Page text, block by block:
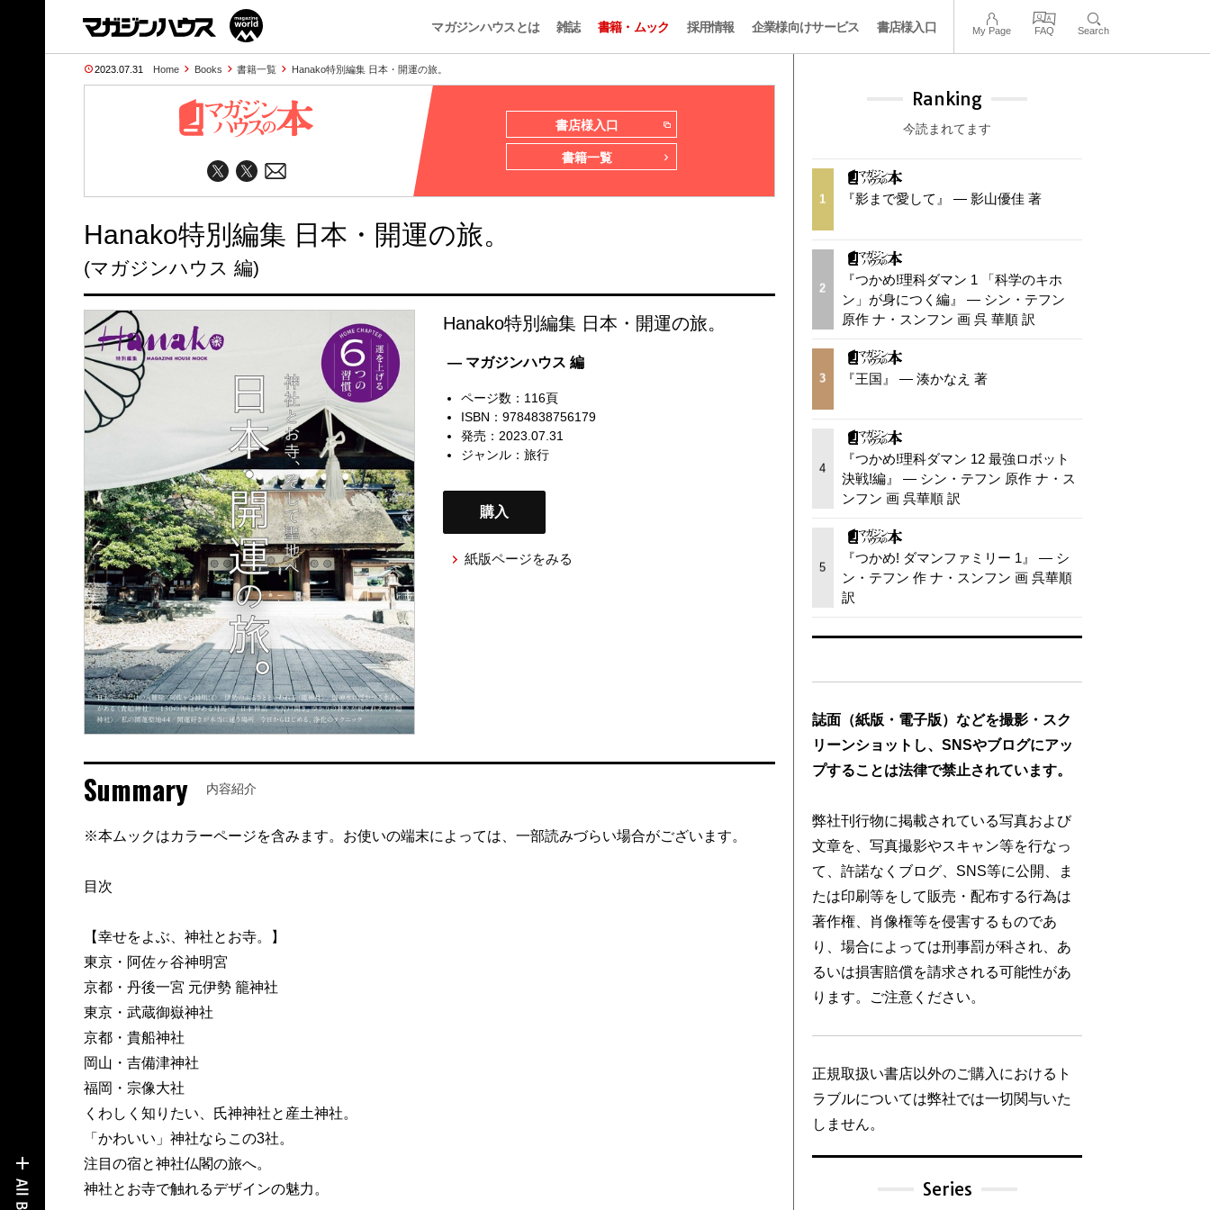
マガジンハウスとは 雑誌 書籍・ムック 採用情報 企業様向けサービス 書店様入口 My Page FAQ Search
2023.07.31 Home Books 書籍一覧 Hanako特別編集 日本・開運の旅。
書店様入口
書籍一覧
Hanako特別編集 日本・開運の旅。
(マガジンハウス 編)
Hanako特別編集 日本・開運の旅。
— マガジンハウス 編
ページ数：116頁
ISBN：9784838756179
発売：2023.07.31
ジャンル： 旅行
購入
紙版ページをみる
Summary 内容紹介
※本ムックはカラーページを含みます。お使いの端末によっては、一部読みづらい場合がございます。
目次
【幸せをよぶ、神社とお寺。】
東京・阿佐ヶ谷神明宮
京都・丹後一宮 元伊勢 籠神社
東京・武蔵御嶽神社
京都・貴船神社
岡山・吉備津神社
福岡・宗像大社
くわしく知りたい、氏神神社と産土神社。
「かわいい」神社ならこの3社。
注目の宿と神社仏閣の旅へ。
神社とお寺で触れるデザインの魅力。
Ranking
今読まれてます
1 『影まで愛して』 — 影山優佳 著
2
『つかめ!理科ダマン 1 「科学のキホ
ン」が身につく編』 — シン・テフン
原作 ナ・スンフン 画 呉 華順 訳
3 『王国』 — 湊かなえ 著
4
『つかめ!理科ダマン 12 最強ロボット
決戦!編』 — シン・テフン 原作 ナ・ス
ンフン 画 呉華順 訳
5
『つかめ! ダマンファミリー 1』 — シ
ン・テフン 作 ナ・スンフン 画 呉華順
訳
誌面（紙版・電子版）などを撮影・スク
リーンショットし、SNSやブログにアッ
プすることは法律で禁止されています。
弊社刊行物に掲載されている写真および
文章を、写真撮影やスキャン等を行なっ
て、許諾なくブログ、SNS等に公開、ま
たは印刷等をして販売・配布する行為は
著作権、肖像権等を侵害するものであ
り、場合によっては刑事罰が科され、あ
るいは損害賠償を請求される可能性があ
ります。ご注意ください。
正規取扱い書店以外のご購入におけるト
ラブルについては弊社では一切関与いた
しません。
Series